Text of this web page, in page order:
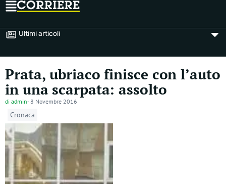
Ultimi articoli
Prata, ubriaco finisce con l’auto
in una scarpata: assolto
di admin- 8 Novembre 2016
Cronaca